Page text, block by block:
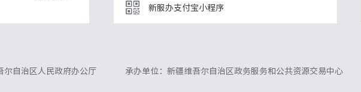
新服办支付宝小程序
尔自治区人民政府办公厅 承办单位：新疆维吾尔自治区政务服务和公共资源交易中心